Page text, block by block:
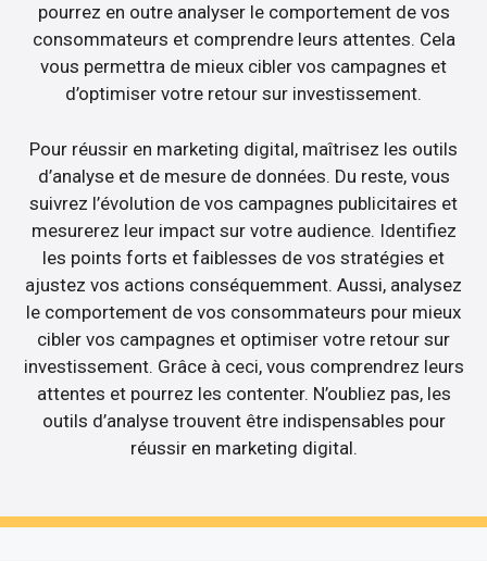
pourrez en outre analyser le comportement de vos
consommateurs et comprendre leurs attentes. Cela
vous permettra de mieux cibler vos campagnes et
d’optimiser votre retour sur investissement.
Pour réussir en marketing digital, maîtrisez les outils
d’analyse et de mesure de données. Du reste, vous
suivrez l’évolution de vos campagnes publicitaires et
mesurerez leur impact sur votre audience. Identifiez
les points forts et faiblesses de vos stratégies et
ajustez vos actions conséquemment. Aussi, analysez
le comportement de vos consommateurs pour mieux
cibler vos campagnes et optimiser votre retour sur
investissement. Grâce à ceci, vous comprendrez leurs
attentes et pourrez les contenter. N’oubliez pas, les
outils d’analyse trouvent être indispensables pour
réussir en marketing digital.